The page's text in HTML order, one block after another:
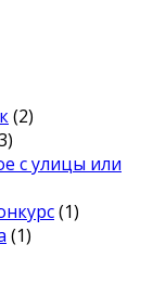
(2)
с улицы или
(1)
(1)